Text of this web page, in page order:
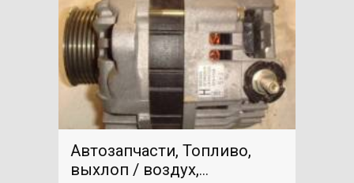
Автозапчасти, Топливо,
выхлоп / воздух,